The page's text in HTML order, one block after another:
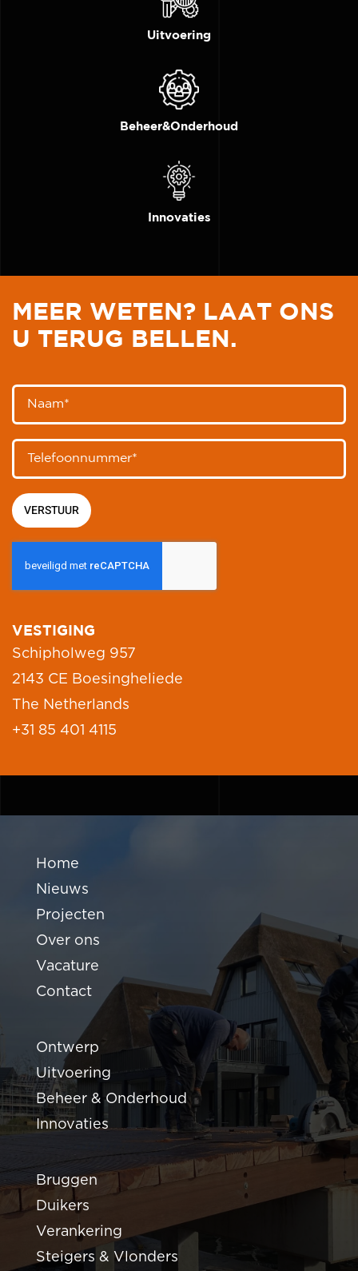
Uitvoering
Beheer&onderhoud
Innovaties
MEER WETEN?LAAT ONS
U TERUG BELLEN.
VERSTUUR
VESTIGING
Schipholweg 957
2143 CE Boesingheliede
The Netherlands
+31 85 401 4115
Home
Nieuws
Projecten
Over ons
Vacature
Contact
Ontwerp
Uitvoering
Beheer & Onderhoud
Innovaties
Bruggen
Duikers
Verankering
Steigers & Vlonders